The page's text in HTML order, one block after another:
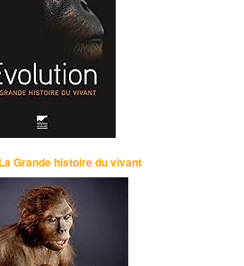
Grande histoire du vivant